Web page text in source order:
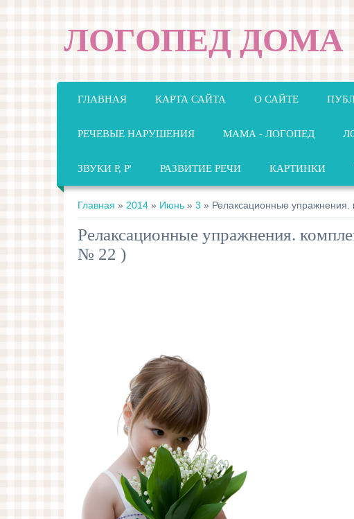
ЛОГОПЕД ДОМА
ГЛАВНАЯ КАРТА САЙТА О САЙТЕ
РЕЧЕВЫЕ НАРУШЕНИЯ МАМА - ЛОГОПЕД
ЗВУКИ Р, Р' РАЗВИТИЕ РЕЧИ КАРТИНКИ
Главная » 2014 » Июнь » 3 » Релаксационные
Релаксационные упражнения.
№ 22 )